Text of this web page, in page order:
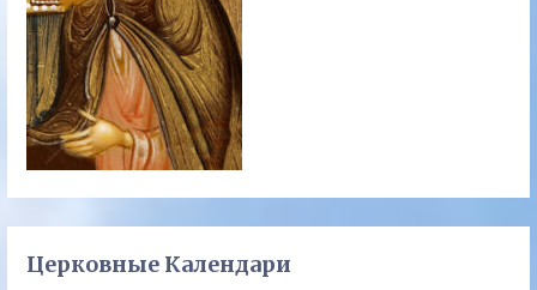
Церковные Календари